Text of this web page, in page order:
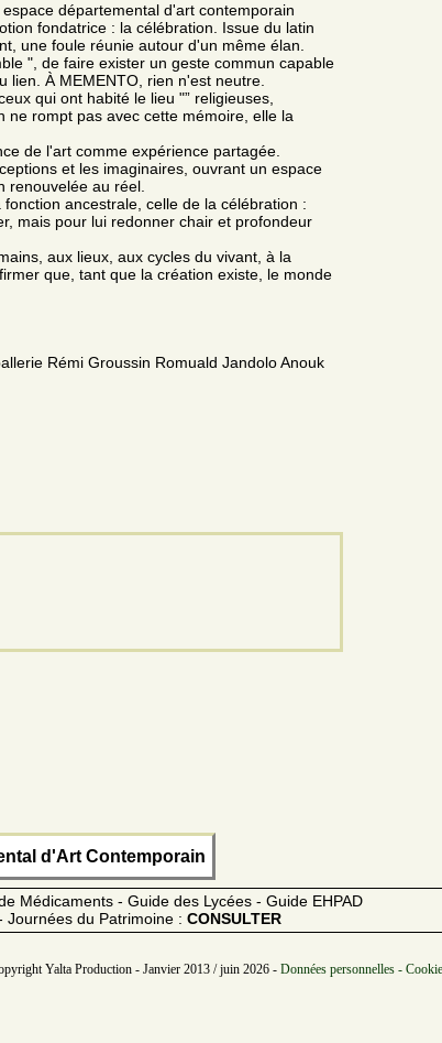
départemental d'art contemporain
fondatrice : la célébration. Issue du latin
une foule réunie autour d'un même élan.
", de faire exister un geste commun capable
À MEMENTO, rien n'est neutre.
qui ont habité le lieu "” religieuses,
ne rompt pas avec cette mémoire, elle la
de l'art comme expérience partagée.
et les imaginaires, ouvrant un espace
renouvelée au réel.
ancestrale, celle de la célébration :
mais pour lui redonner chair et profondeur
aux lieux, aux cycles du vivant, à la
que, tant que la création existe, le monde
Rémi Groussin Romuald Jandolo Anouk
d'Art Contemporain
Médicaments - Guide des Lycées - Guide EHPAD
Journées du Patrimoine : CONSULTER
Yalta Production - Janvier 2013 / juin 2026 - Données personnelles -